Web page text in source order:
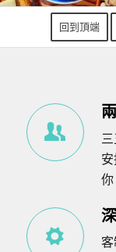
回到頂端
你
客